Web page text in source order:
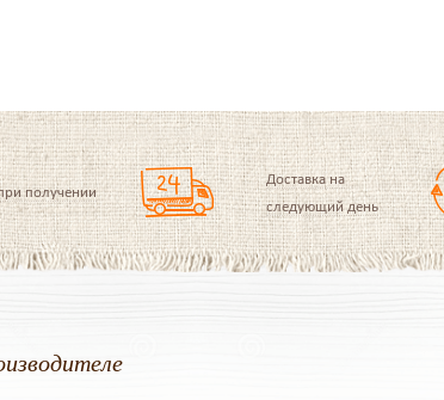
получении
Доставка на
следующий день